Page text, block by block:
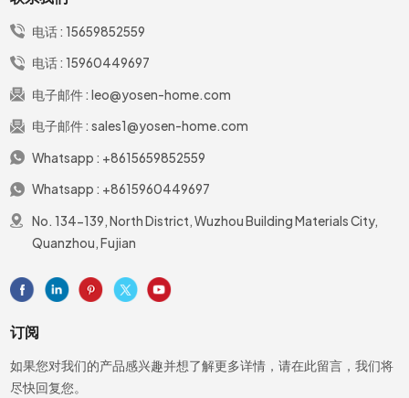
电话 : 15659852559
电话 : 15960449697
电子邮件 : leo@yosen-home.com
电子邮件 : sales1@yosen-home.com
Whatsapp : +8615659852559
Whatsapp : +8615960449697
No. 134-139, North District, Wuzhou Building Materials City,
Quanzhou, Fujian
订阅
如果您对我们的产品感兴趣并想了解更多详情，请在此留言，我们将
尽快回复您。